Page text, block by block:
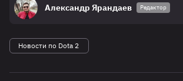
Александр Ярандаев Редактор
Новости по Dota 2